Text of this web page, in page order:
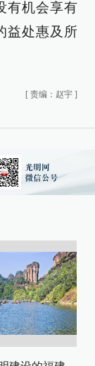
有机会享有
益处惠及所
[ 责编：赵宇 ]